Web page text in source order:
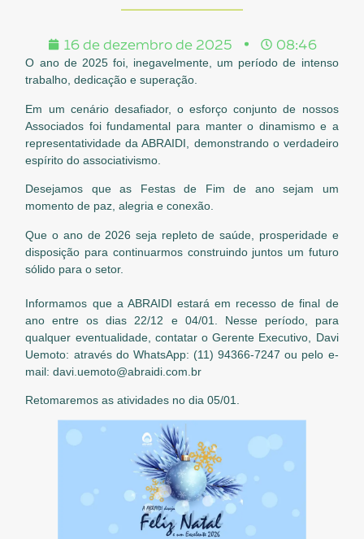
16 de dezembro de 2025 08:46
O ano de 2025 foi, inegavelmente, um período de intenso
trabalho, dedicação e superação.
Em um cenário desafiador, o esforço conjunto de nossos
Associados foi fundamental para manter o dinamismo e a
representatividade da ABRAIDI, demonstrando o verdadeiro
espírito do associativismo.
Desejamos que as Festas de Fim de ano sejam um
momento de paz, alegria e conexão.
Que o ano de 2026 seja repleto de saúde, prosperidade e
disposição para continuarmos construindo juntos um futuro
sólido para o setor.
Informamos que a ABRAIDI estará em recesso de final de
ano entre os dias 22/12 e 04/01. Nesse período, para
qualquer eventualidade, contatar o Gerente Executivo, Davi
Uemoto: através do WhatsApp: (11) 94366-7247 ou pelo e-
mail: davi.uemoto@abraidi.com.br
Retomaremos as atividades no dia 05/01.